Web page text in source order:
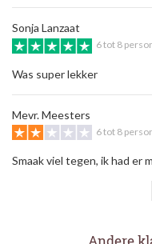
Sonja Lanzaat
6 tot 8
Was super lekker
Mevr. Meesters
6 tot 8
Smaak viel tegen, ik had er